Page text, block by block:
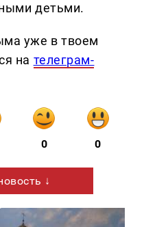
детьми.
уже в твоем
на телеграм-
0 0
↓